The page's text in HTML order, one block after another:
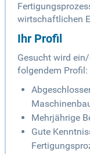
wirtschaftlichen
Ihr Profil
Gesucht wird
folgendem Profil:
Mehrjährige
Gute